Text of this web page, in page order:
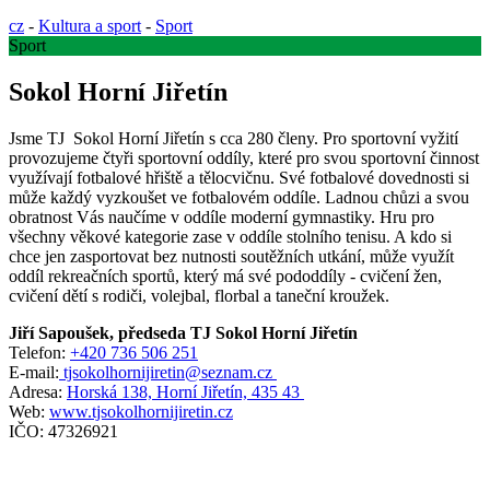
cz - Kultura a sport - Sport
Sport
Sokol Horní Jiřetín
Jsme TJ Sokol Horní Jiřetín s cca 280 členy. Pro sportovní vyžití
provozujeme čtyři sportovní oddíly, které pro svou sportovní činnost
využívají fotbalové hřiště a tělocvičnu. Své fotbalové dovednosti si
může každý vyzkoušet ve fotbalovém oddíle. Ladnou chůzi a svou
obratnost Vás naučíme v oddíle moderní gymnastiky. Hru pro
všechny věkové kategorie zase v oddíle stolního tenisu. A kdo si
chce jen zasportovat bez nutnosti soutěžních utkání, může využít
oddíl rekreačních sportů, který má své pododdíly - cvičení žen,
cvičení dětí s rodiči, volejbal, florbal a taneční kroužek.
Jiří Sapoušek, předseda TJ Sokol Horní Jiřetín
Telefon: +420 736 506 251
E-mail: tjsokolhornijiretin@seznam.cz
Adresa: Horská 138, Horní Jiřetín, 435 43
Web: www.tjsokolhornijiretin.cz
IČO: 47326921